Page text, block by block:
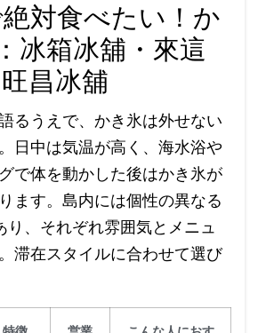
対食べたい！か
冰箱冰舖・來這
昌冰舖
るうえで、かき氷は外せない
日中は気温が高く、海水浴や
で体を動かした後はかき氷が
ます。島内には個性の異なる
り、それぞれ雰囲気とメニュ
滞在スタイルに合わせて選び